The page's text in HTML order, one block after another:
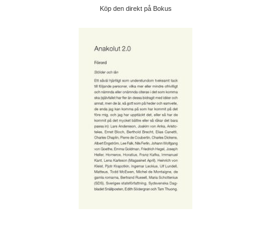
Köp den direkt på Bokus